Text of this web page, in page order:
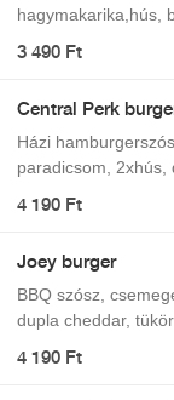
hagymakarika,hús,
3 490 Ft
Central Perk
Házi
paradicsom, 2xhús,
4 190 Ft
Joey burger
BBQ szósz,
dupla cheddar,
4 190 Ft